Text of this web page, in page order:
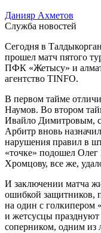
Данияр Ахметов
Служба новостей
Сегодня в
прошел матч пятого
ПФК «Жетысу» и
агентство TINFO.
В первом тайме
Наумов. Во втором
Ивайло Димитровым,
Арбитр вновь
нарушения правил в
«точке» подошел
Хромцову, все же,
И заключении матча
ошибкой защитников,
на один с голкипером
и жетсусцы
соперником, одним из